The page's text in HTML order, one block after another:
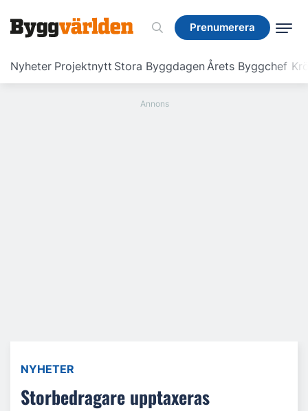
Prenumerera
Nyheter Projektnytt Stora ByggdagenÅrets Byggchef
Prenumerera
NYHETER
Storbedragare upptaxeras